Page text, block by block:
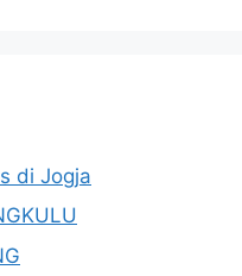
di Jogja